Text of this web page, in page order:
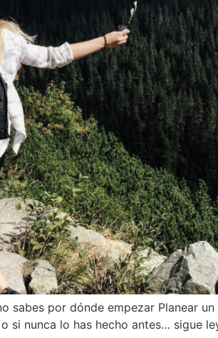
sabes por dónde empezar Planear
nunca lo has hecho antes… sigue